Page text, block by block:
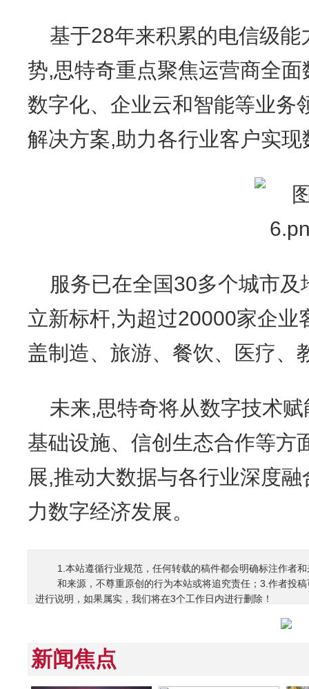
基于28年来积累的电信级
势,思特奇重点聚焦运营商全
数字化、企业云和智能等业务
解决方案,助力各行业客户实
服务已在全国30多个城市
立新标杆,为超过20000家企业
盖制造、旅游、餐饮、医疗、
未来,思特奇将从数字技术
基础设施、信创生态合作等方
展,推动大数据与各行业深度
力数字经济发展。
1.本站遵循行业规范，任何转载的稿件都会明确标注作者
和来源，不尊重原创的行为本站或将追究责任；3.作者投
进行说明，如果属实，我们将在3个工作日内进行删除！
新闻焦点